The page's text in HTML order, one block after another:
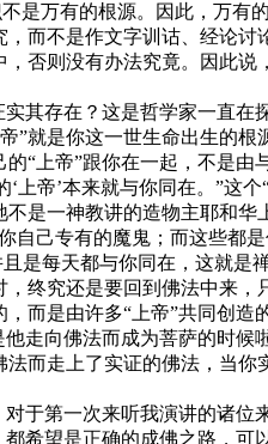
万有的根源。因此，万有
而不是作文字训诂、经论
否则没有办法究竟。因此
存在？这是哲学家一直在
就是你这一世生命出生的
“上帝”跟你在一起，不是
帝’本来就与你同在。”这
一神教讲的造物主耶和华
己专有的魔鬼；而这些都
是每天都与你同在，这就是
终究还是要回到佛法中来
是由许多“上帝”共同创造
走向佛法而成为菩萨的时
而走上了实证的佛法，当
第一次来听我演讲的诸位
希望是正确的成佛之路，